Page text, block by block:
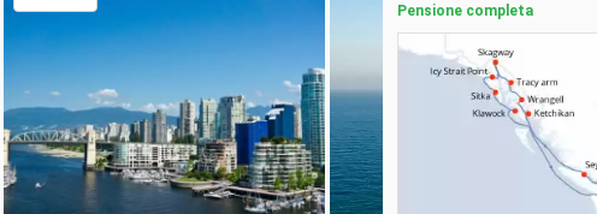
Pensione completa